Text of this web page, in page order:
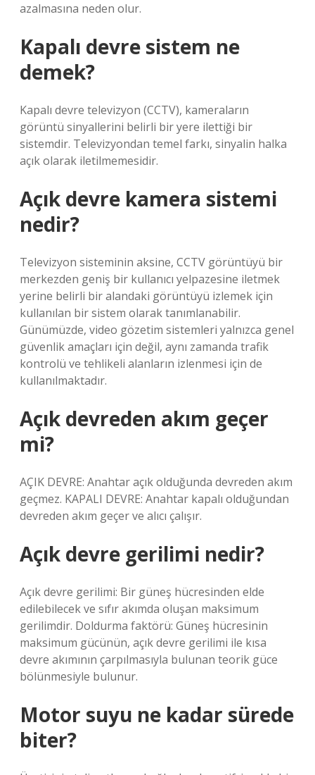
azalmasına neden olur.
Kapalı devre sistem ne
demek?
Kapalı devre televizyon (CCTV), kameraların
görüntü sinyallerini belirli bir yere ilettiği bir
sistemdir. Televizyondan temel farkı, sinyalin halka
açık olarak iletilmemesidir.
Açık devre kamera sistemi
nedir?
Televizyon sisteminin aksine, CCTV görüntüyü bir
merkezden geniş bir kullanıcı yelpazesine iletmek
yerine belirli bir alandaki görüntüyü izlemek için
kullanılan bir sistem olarak tanımlanabilir.
Günümüzde, video gözetim sistemleri yalnızca genel
güvenlik amaçları için değil, aynı zamanda trafik
kontrolü ve tehlikeli alanların izlenmesi için de
kullanılmaktadır.
Açık devreden akım geçer
mi?
AÇIK DEVRE: Anahtar açık olduğunda devreden akım
geçmez. KAPALI DEVRE: Anahtar kapalı olduğundan
devreden akım geçer ve alıcı çalışır.
Açık devre gerilimi nedir?
Açık devre gerilimi: Bir güneş hücresinden elde
edilebilecek ve sıfır akımda oluşan maksimum
gerilimdir. Doldurma faktörü: Güneş hücresinin
maksimum gücünün, açık devre gerilimi ile kısa
devre akımının çarpılmasıyla bulunan teorik güce
bölünmesiyle bulunur.
Motor suyu ne kadar sürede
biter?